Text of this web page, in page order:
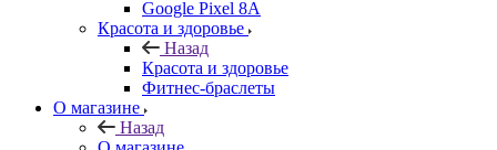
Google Pixel 8A
Красота и здоровье
Назад
Красота и здоровье
Фитнес-браслеты
О магазине
Назад